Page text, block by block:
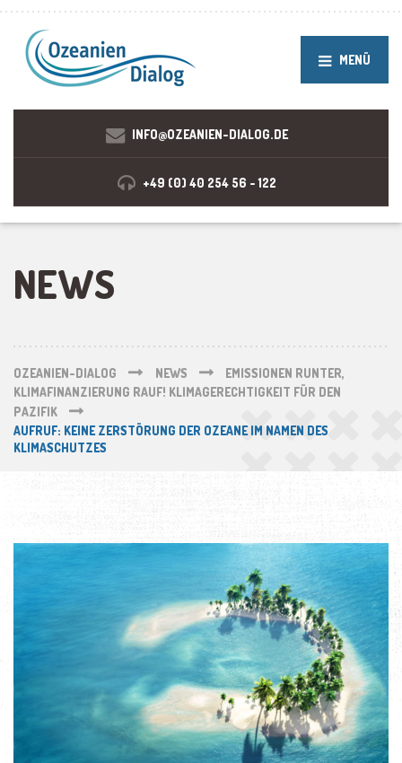
MENÜ
INFO@OZEANIEN-DIALOG.DE
+49 (0) 40 254 56 - 122
NEWS
OZEANIEN-DIALOG NEWS
EMISSIONEN RUNTER,
KLIMAFINANZIERUNG RAUF! KLIMAGERECHTIGKEIT FÜR DEN
PAZIFIK
AUFRUF: KEINE ZERSTÖRUNG DER OZEANE IM NAMEN DES
KLIMASCHUTZES